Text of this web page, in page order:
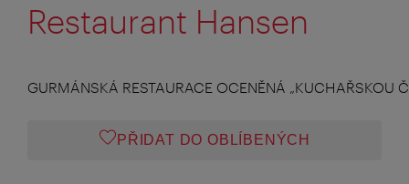
Restaurant Hansen
GURMÁNSKÁ RESTAURACE OCENĚNÁ „KUCHAŘSKOU
PŘIDAT DO OBLÍBENÝCH